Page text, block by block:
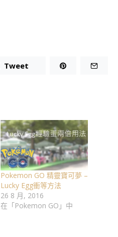
Tweet
Pokemon GO 精靈寶可夢 –
Lucky Egg衝等方法
26 8 月, 2016
在「Pokemon GO」中